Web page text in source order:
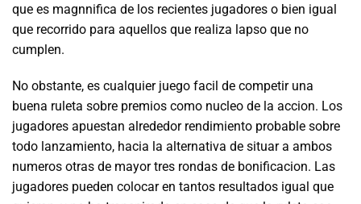
que es magnnifica de los recientes jugadores o bien igual
que recorrido para aquellos que realiza lapso que no
cumplen.
No obstante, es cualquier juego facil de competir una
buena ruleta sobre premios como nucleo de la accion. Los
jugadores apuestan alrededor rendimiento probable sobre
todo lanzamiento, hacia la alternativa de situar a ambos
numeros otras de mayor tres rondas de bonificacion. Las
jugadores pueden colocar en tantos resultados igual que